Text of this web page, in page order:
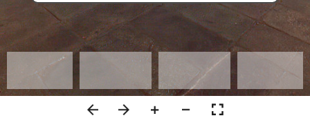
l’actual plaça de la Universitat. Acabada
l’arquitectura, s’iniciaren els grans programes
decoratius destinats a vestir la nova
construcció, que no es completarien fins a
l’any 1885 amb la finalització del Paranimf.
La imatge de la nova Universitat volia
destacar les ciències i les humanitats que hi
havien de florir, prenent un denominador
comú: la pràctica invisibilització del saber
femení. Una institució construïda per homes, i